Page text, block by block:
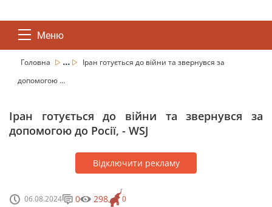
Меню
Головна ...
Іран готується до війни та звернувся за
допомогою ...
Іран готується до війни та звернувся за
допомогою до Росії, - WSJ
Відключити рекламу
06.08.2024 0
0 298